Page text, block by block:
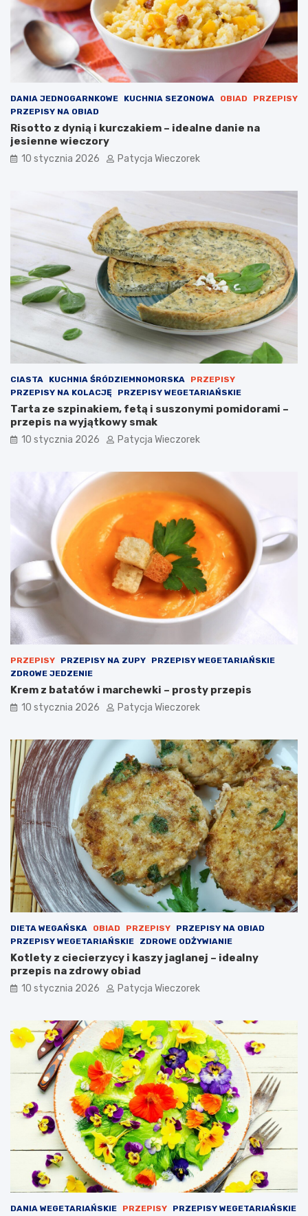
DANIA JEDNOGARNKOWE KUCHNIA SEZONOWA OBIAD
PRZEPISY
PRZEPISY NA OBIAD
Risotto z dynią i kurczakiem – idealne danie na
jesienne wieczory
10 stycznia 2026 Patycja Wieczorek
CIASTA KUCHNIA ŚRÓDZIEMNOMORSKA
PRZEPISY
PRZEPISY NA KOLACJĘ
PRZEPISY WEGETARIAŃSKIE
Tarta ze szpinakiem, fetą i suszonymi pomidorami –
przepis na wyjątkowy smak
10 stycznia 2026 Patycja Wieczorek
PRZEPISY PRZEPISY NA ZUPY
PRZEPISY WEGETARIAŃSKIE
ZDROWE JEDZENIE
Krem z batatów i marchewki – prosty przepis
10 stycznia 2026 Patycja Wieczorek
DIETA WEGAŃSKA OBIAD PRZEPISY
PRZEPISY NA OBIAD
PRZEPISY WEGETARIAŃSKIE
ZDROWE ODŻYWIANIE
Kotlety z ciecierzycy i kaszy jaglanej – idealny
przepis na zdrowy obiad
10 stycznia 2026 Patycja Wieczorek
DANIA WEGETARIAŃSKIE PRZEPISY
PRZEPISY WEGETARIAŃSKIE